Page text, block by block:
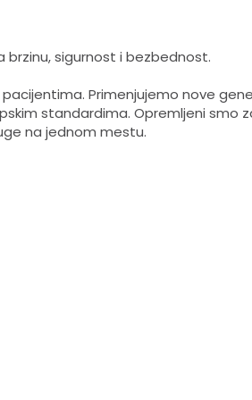
sigurnost i bezbednost.
Primenjujemo nove
standardima. Opremljeni smo
na jednom mestu.